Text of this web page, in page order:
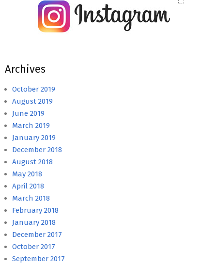
Archives
October 2019
August 2019
June 2019
March 2019
January 2019
December 2018
August 2018
May 2018
April 2018
March 2018
February 2018
January 2018
December 2017
October 2017
September 2017